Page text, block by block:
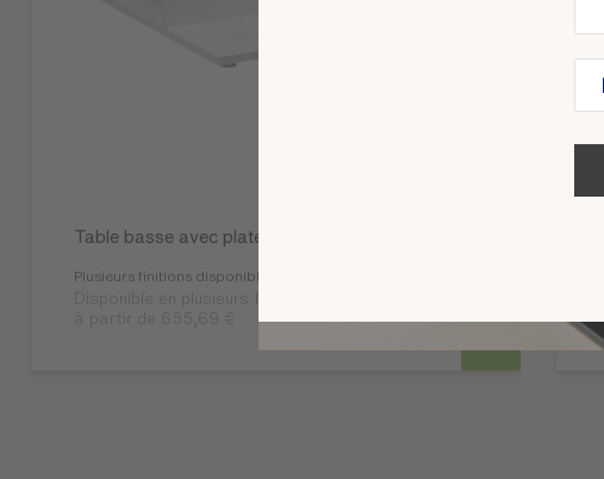
Table basse avec plateau en verre Adulis
Plusieurs finitions disponibles